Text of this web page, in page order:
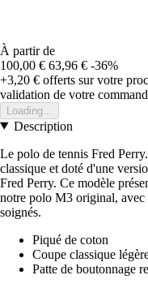
À partir de
100,00 € 63,96 € -36%
+3,20 € offerts sur votre
validation de votre
Loading...
Description
Le polo de tennis Fred
classique et doté d'une
Fred Perry. Ce modèle
notre polo M3 original, avec
soignés.
Piqué de coton
Coupe classique
Patte de boutonnage